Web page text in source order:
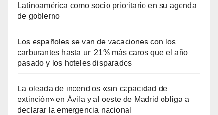
Latinoamérica como socio prioritario en su agenda
de gobierno
Los españoles se van de vacaciones con los
carburantes hasta un 21% más caros que el año
pasado y los hoteles disparados
La oleada de incendios «sin capacidad de
extinción» en Ávila y al oeste de Madrid obliga a
declarar la emergencia nacional